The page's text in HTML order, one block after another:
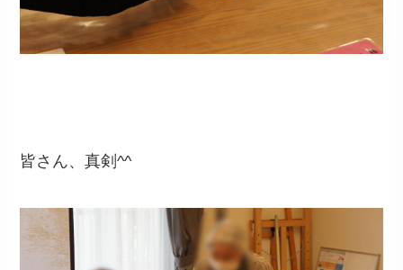
皆さん、真剣^^